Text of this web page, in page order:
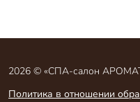
2026 © «СПА-салон
Политика в отношении